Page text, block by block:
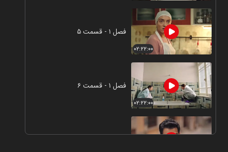
۰۲:۲۲:۰۰
فصل ۱ - قسمت ۵
۰۲:۲۲:۰۰
فصل ۱ - قسمت ۶